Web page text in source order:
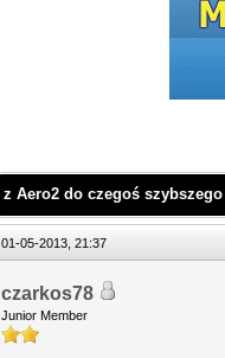
z Aero2 do czegoś szybszego
01-05-2013, 21:37
czarkos78
Junior Member